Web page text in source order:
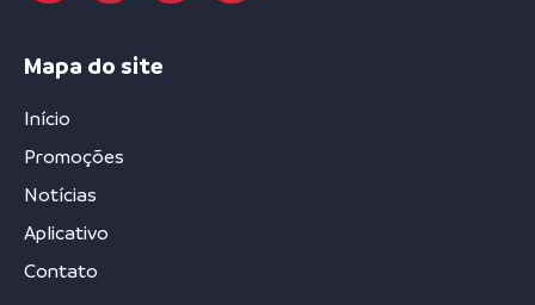
Mapa do site
Início
Promoções
Notícias
Aplicativo
Contato